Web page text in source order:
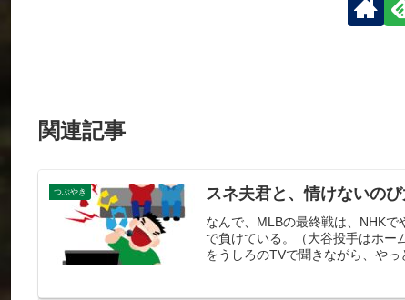
関連記事
つぶやき スネ夫君と、情けないの
なんで、MLBの最終戦は、NHK
で負けている。（大谷投手はホー
をうしろのTVで聞きながら、やっ